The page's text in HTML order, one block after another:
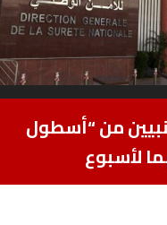
من “أسطول
لأسبوع